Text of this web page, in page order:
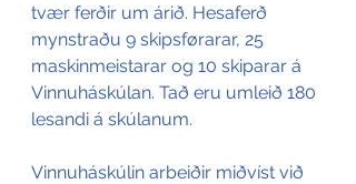
tvær ferðir um árið. Hesaferð
mynstraðu 9 skipsførarar, 25
maskinmeistarar og 10 skiparar á
Vinnuháskúlan. Tað eru umleið 180
lesandi á skúlanum.
Vinnuháskúlin arbeiðir miðvíst við